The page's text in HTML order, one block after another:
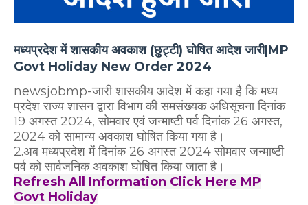
मध्यप्रदेश में शासकीय अवकाश (छुट्टी) घोषित आदेश जारी|MP
Govt Holiday New Order 2024
newsjobmp-जारी शासकीय आदेश में कहा गया है कि मध्य
प्रदेश राज्य शासन द्वारा विभाग की समसंख्यक अधिसूचना दिनांक
19 अगस्त 2024, सोमवार एवं जन्माष्टी पर्व दिनांक 26 अगस्त,
2024 को सामान्य अवकाश घोषित किया गया है।
2.अब मध्यप्रदेश में दिनांक 26 अगस्त 2024 सोमवार जन्माष्टी
पर्व को सार्वजनिक अवकाश घोषित किया जाता है।
Refresh All Information Click Here MP
Govt Holiday